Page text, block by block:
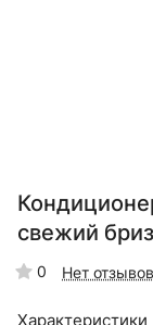
свежий
0 Нет отзывов
Характеристики